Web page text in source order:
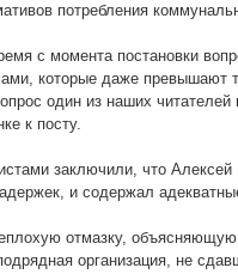
потребления
с момента постановки
которые даже
один из наших
к посту.
заключили, что
и содержал
отмазку,
организация, не